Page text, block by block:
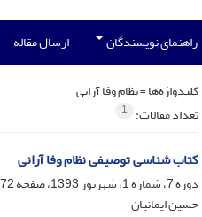
راهنمای نویسندگان ارسال مقاله
کلیدواژه‌ها =نظام وفا آرانی
تعداد مقالات: 1
کتاب شناسی توصیفی نظام وفا آرانی
دوره 7، شماره 1، شهریور 1393، صفحه
حسین ایمانیان